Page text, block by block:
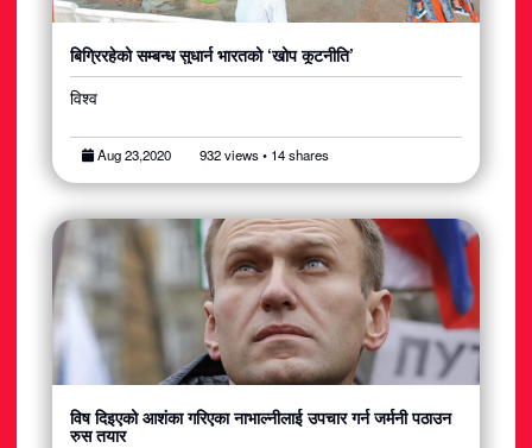
बिग्रिरहेको सम्बन्ध सुधार्न भारतको ‘खोप कूटनीति’
विश्व
Aug 23,2020 932 views • 14 shares
विष दिइएको आशंका गरिएका नाभाल्नीलाई उपचार गर्न जर्मनी पठाउन
रुस तयार